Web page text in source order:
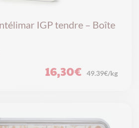
IGP tendre – Boîte
16,30€ 49.39€/kg